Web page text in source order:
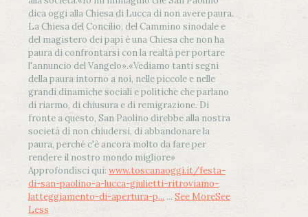
dica oggi alla Chiesa di Lucca di non avere paura.
La Chiesa del Concilio, del Cammino sinodale e
del magistero dei papi è una Chiesa che non ha
paura di confrontarsi con la realtà per portare
l'annuncio del Vangelo».«Vediamo tanti segni
della paura intorno a noi, nelle piccole e nelle
grandi dinamiche sociali e politiche che parlano
di riarmo, di chiusura e di remigrazione. Di
fronte a questo, San Paolino direbbe alla nostra
società di non chiudersi, di abbandonare la
paura, perché c'è ancora molto da fare per
rendere il nostro mondo migliore»
Approfondisci qui: www.toscanaoggi.it/festa-
di-san-paolino-a-lucca-giulietti-ritroviamo-
latteggiamento-di-apertura-p... ... See MoreSee
Less